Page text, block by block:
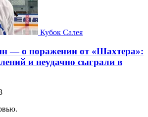
Кубок Салея
— о поражении от «Шахтера»:
и неудачно сыграли в